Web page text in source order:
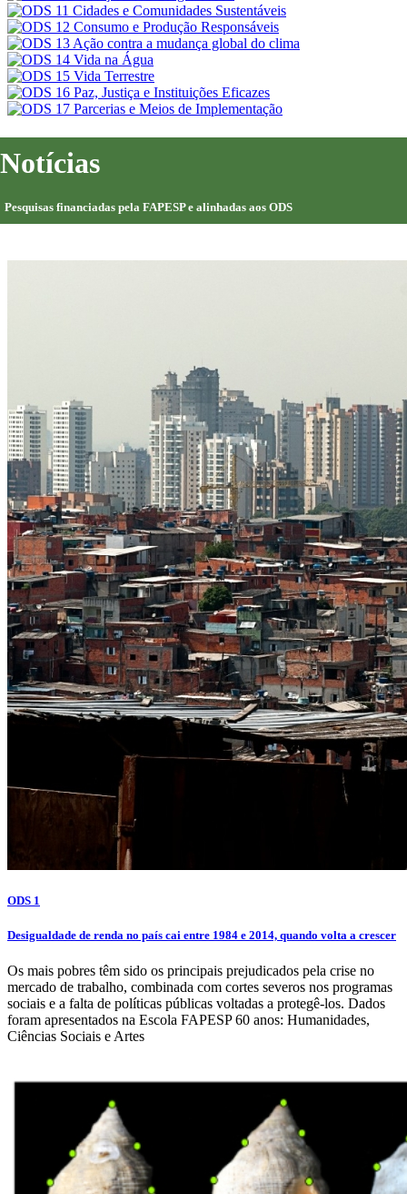
Notícias
Pesquisas financiadas pela FAPESP e alinhadas aos ODS
ODS 1
Desigualdade de renda no país cai entre 1984 e 2014, quando volta a crescer
Os mais pobres têm sido os principais prejudicados pela crise no
mercado de trabalho, combinada com cortes severos nos programas
sociais e a falta de políticas públicas voltadas a protegê-los. Dados
foram apresentados na Escola FAPESP 60 anos: Humanidades,
Ciências Sociais e Artes